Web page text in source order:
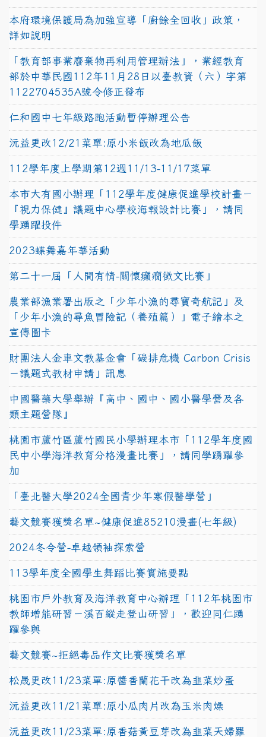
本府環境保護局為加強宣導「廚餘全回收」政策，
詳如說明
「教育部事業廢棄物再利用管理辦法」，業經教育
部於中華民國112年11月28日以臺教資（六）字第
1122704535A號令修正發布
仁和國中七年級路跑活動暫停辦理公告
沅益更改12/21菜單:原小米飯改為地瓜飯
112學年度上學期第12週11/13-11/17菜單
本市大有國小辦理「112學年度健康促進學校計畫－
『視力保健』議題中心學校海報設計比賽」，請同
學踴躍投件
2023蝶舞嘉年華活動
第二十一屆「人間有情-關懷癲癇徵文比賽」
農業部漁業署出版之「少年小漁的尋寶奇航記」及
「少年小漁的尋魚冒險記（養殖篇）」電子繪本之
宣傳圖卡
財團法人金車文教基金會「碳排危機 Carbon Crisis
－議題式教材申請」訊息
中國醫藥大學舉辦『高中、國中、國小醫學營及各
類主題營隊』
桃園市蘆竹區蘆竹國民小學辦理本市「112學年度國
民中小學海洋教育分格漫畫比賽」，請同學踴躍參
加
「臺北醫大學2024全國青少年寒假醫學營」
藝文競賽獲獎名單~健康促進85210漫畫(七年級)
2024冬令營-卓越領袖探索營
113學年度全國學生舞蹈比賽實施要點
桃園市戶外教育及海洋教育中心辦理「112年桃園市
教師增能研習－溪百縱走登山研習」，歡迎同仁踴
躍參與
藝文競賽~拒絕毒品作文比賽獲獎名單
松晟更改11/23菜單:原醬香蘭花干改為韭菜炒蛋
沅益更改11/21菜單:原小瓜肉片改為玉米肉燥
沅益更改11/23菜單:原香菇黃豆芽改為韭菜天婦羅